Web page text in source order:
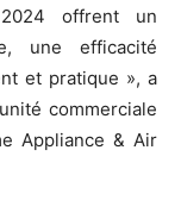
offrent un
une efficacité
et pratique », a
commerciale
Appliance & Air